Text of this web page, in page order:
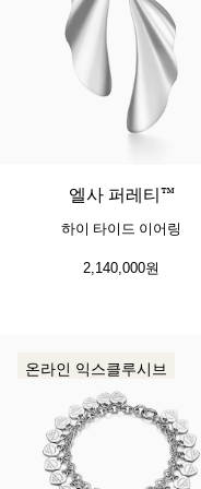
엘사 퍼레티™
하이 타이드 이어링
2,140,000원
온라인 익스클루시브